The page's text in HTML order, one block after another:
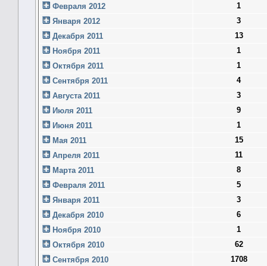
Февраля 2012
1
Января 2012
3
Декабря 2011
13
Ноября 2011
1
Октября 2011
1
Сентября 2011
4
Августа 2011
3
Июля 2011
9
Июня 2011
1
Мая 2011
15
Апреля 2011
11
Марта 2011
8
Февраля 2011
5
Января 2011
3
Декабря 2010
6
Ноября 2010
1
Октября 2010
62
Сентября 2010
1708